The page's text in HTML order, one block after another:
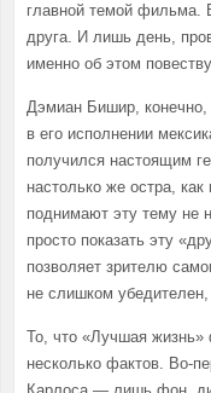
главной темой фильма.
друга. И лишь день,
именно об этом
Дэмиан Бишир, конечно,
в его исполнении
получился настоящим
настолько же остра,
поднимают эту тему не
просто показать эту
позволяет зрителю
не слишком
То, что «Лучшая жизнь»
несколько фактов. Во-